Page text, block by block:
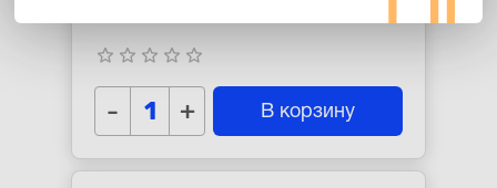
star_border star_border star_border star_border star_border
- + В корзину